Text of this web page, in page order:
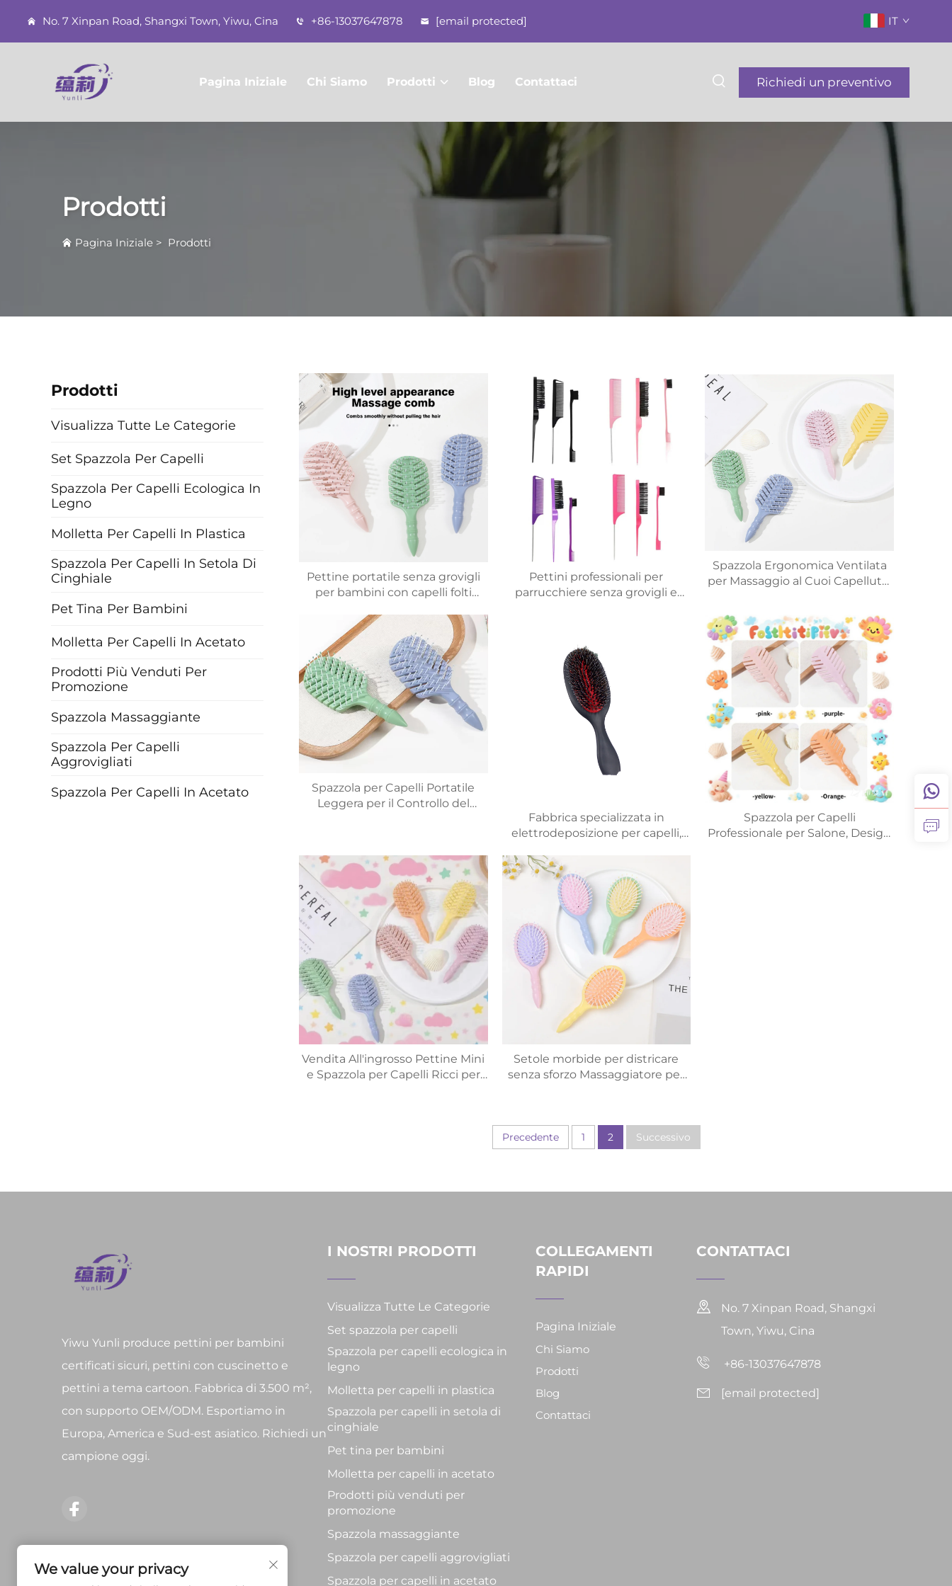
No. 7 Xinpan Road, Shangxi Town, Yiwu, Cina +86-13037647878 [email protected] IT
Pagina Iniziale Chi Siamo Prodotti Blog Contattaci Richiedi un preventivo
Prodotti
Pagina Iniziale > Prodotti
Prodotti
Visualizza Tutte Le Categorie
Set Spazzola Per Capelli
Spazzola Per Capelli Ecologica In
Legno
Molletta Per Capelli In Plastica
Spazzola Per Capelli In Setola Di
Cinghiale
Pet Tina Per Bambini
Molletta Per Capelli In Acetato
Prodotti Più Venduti Per
Promozione
Spazzola Massaggiante
Spazzola Per Capelli
Aggrovigliati
Spazzola Per Capelli In Acetato
Pettine portatile senza grovigli
per bambini con capelli folti
morbido Spazzola in nylon con
ventola Caratteristica ventilata
Pettini professionali per
parrucchiere senza grovigli e
Spazzola Ergonomica Ventilata
per Massaggio al Cuoi Capelluto,
Spazzola per Capelli Portatile
Leggera per il Controllo del
Fabbrica specializzata in
elettrodeposizione per capelli,
groviglio, per massaggiare le
basette, colore rosso
Spazzola per Capelli
Professionale per Salone, Design
Vendita All'ingrosso Pettine Mini
e Spazzola per Capelli Ricci per
Setole morbide per districare
senza sforzo Massaggiatore per
Spazzola per capelli
Precedente 1 2 Successivo
Yiwu Yunli produce pettini per bambini
certificati sicuri, pettini con cuscinetto e
pettini a tema cartoon. Fabbrica di 3.500 m²,
con supporto OEM/ODM. Esportiamo in
Europa, America e Sud-est asiatico. Richiedi un
campione oggi.
I NOSTRI PRODOTTI
Visualizza Tutte Le Categorie
Set spazzola per capelli
Spazzola per capelli ecologica in
legno
Molletta per capelli in plastica
Spazzola per capelli in setola di
cinghiale
Pet tina per bambini
Molletta per capelli in acetato
Prodotti più venduti per
promozione
Spazzola massaggiante
Spazzola per capelli aggrovigliati
Spazzola per capelli in acetato
COLLEGAMENTI
RAPIDI
Pagina Iniziale
Chi Siamo
Prodotti
Blog
Contattaci
CONTATTACI
No. 7 Xinpan Road, Shangxi
Town, Yiwu, Cina
+86-13037647878
[email protected]
We value your privacy